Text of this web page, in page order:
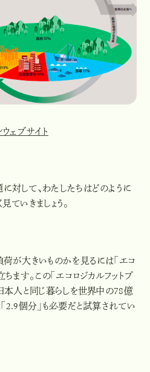
ェブサイト
対して、わたしたちはどのように
ていきましょう。
荷が大きいものかを見るには「エコ
ちます。この「エコロジカルフットプ
本人と同じ暮らしを世界中の78億
2.9個分」も必要だと試算されてい